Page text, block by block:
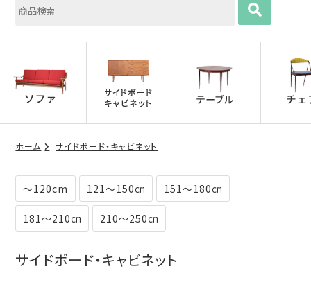
ホーム サイドボード・キャビネット
～120cm 121～150㎝ 151～180㎝
181～210㎝ 210～250㎝
サイドボード・キャビネット